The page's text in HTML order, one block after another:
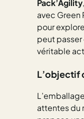
Pack’Agility
avec Green
pour
peut
véritable
L’objectif
attentes du